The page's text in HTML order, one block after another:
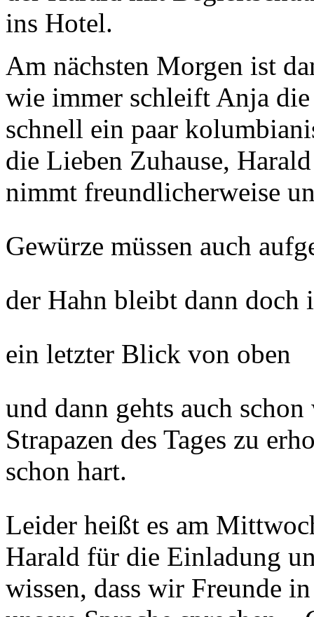
ins Hotel.
Am nächsten Morgen ist
wie immer schleift Anja
schnell ein paar
die Lieben Zuhause,
nimmt freundlicherweise
Gewürze müssen auch
der Hahn bleibt dann doch
ein letzter Blick von oben
und dann gehts auch
Strapazen des Tages zu
schon hart.
Leider heißt es am
Harald für die Einladung
wissen, dass wir Freunde